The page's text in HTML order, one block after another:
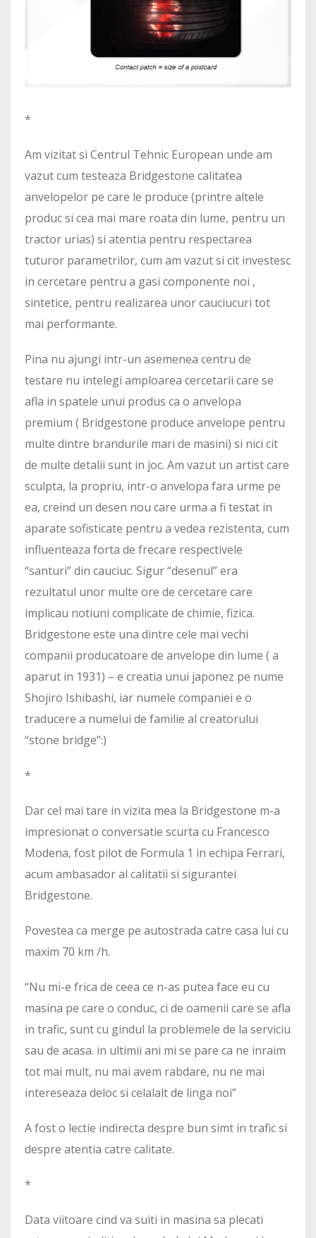
*
Am vizitat si Centrul Tehnic European unde am
vazut cum testeaza Bridgestone calitatea
anvelopelor pe care le produce (printre altele
produc si cea mai mare roata din lume, pentru un
tractor urias) si atentia pentru respectarea
tuturor parametrilor, cum am vazut si cit investesc
in cercetare pentru a gasi componente noi ,
sintetice, pentru realizarea unor cauciucuri tot
mai performante.
Pina nu ajungi intr-un asemenea centru de
testare nu intelegi amploarea cercetarii care se
afla in spatele unui produs ca o anvelopa
premium ( Bridgestone produce anvelope pentru
multe dintre brandurile mari de masini) si nici cit
de multe detalii sunt in joc. Am vazut un artist care
sculpta, la propriu, intr-o anvelopa fara urme pe
ea, creind un desen nou care urma a fi testat in
aparate sofisticate pentru a vedea rezistenta, cum
influenteaza forta de frecare respectivele
“santuri” din cauciuc. Sigur “desenul” era
rezultatul unor multe ore de cercetare care
implicau notiuni complicate de chimie, fizica.
Bridgestone este una dintre cele mai vechi
companii producatoare de anvelope din lume ( a
aparut in 1931) – e creatia unui japonez pe nume
Shojiro Ishibashi, iar numele companiei e o
traducere a numelui de familie al creatorului
“stone bridge”:)
*
Dar cel mai tare in vizita mea la Bridgestone m-a
impresionat o conversatie scurta cu Francesco
Modena, fost pilot de Formula 1 in echipa Ferrari,
acum ambasador al calitatii si sigurantei
Bridgestone.
Povestea ca merge pe autostrada catre casa lui cu
maxim 70 km /h.
“Nu mi-e frica de ceea ce n-as putea face eu cu
masina pe care o conduc, ci de oamenii care se afla
in trafic, sunt cu gindul la problemele de la serviciu
sau de acasa. in ultimii ani mi se pare ca ne inraim
tot mai mult, nu mai avem rabdare, nu ne mai
intereseaza deloc si celalalt de linga noi”
A fost o lectie indirecta despre bun simt in trafic si
despre atentia catre calitate.
*
Data viitoare cind va suiti in masina sa plecati